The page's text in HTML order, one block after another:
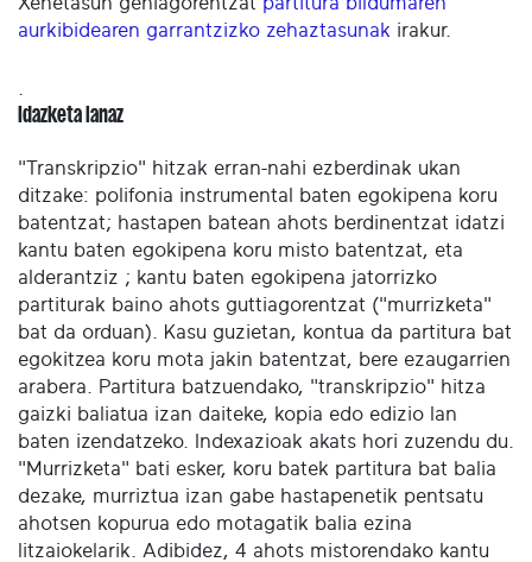
aurkibidearen garrantzizko zehaztasunak irakur.
Idazketa lanaz
"Transkripzio" hitzak erran-nahi ezberdinak ukan
ditzake: polifonia instrumental baten egokipena koru
batentzat; hastapen batean ahots berdinentzat idatzi
kantu baten egokipena koru misto batentzat, eta
alderantziz ; kantu baten egokipena jatorrizko
partiturak baino ahots guttiagorentzat ("murrizketa"
bat da orduan). Kasu guzietan, kontua da partitura bat
egokitzea koru mota jakin batentzat, bere ezaugarrien
arabera. Partitura batzuendako, "transkripzio" hitza
gaizki baliatua izan daiteke, kopia edo edizio lan
baten izendatzeko. Indexazioak akats hori zuzendu du.
"Murrizketa" bati esker, koru batek partitura bat balia
dezake, murriztua izan gabe hastapenetik pentsatu
ahotsen kopurua edo motagatik balia ezina
litzaiokelarik. Adibidez, 4 ahots mistorendako kantu